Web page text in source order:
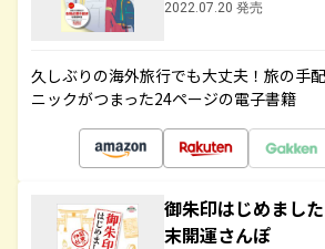
2022.07.20 発売
久しぶりの海外旅行でも大丈夫！旅の手
ニックがつまった24ページの電子書籍
御朱印はじめま
末開運さんぽ